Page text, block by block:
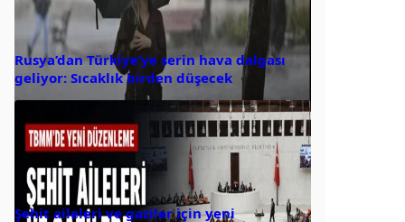
Rusya’dan Türkiye’ye serin hava dalgası
geliyor: Sıcaklık birden düşecek
Şehit aileleri ve gaziler için yeni